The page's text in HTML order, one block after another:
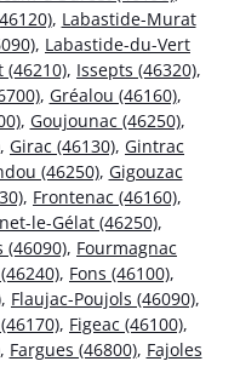
, Labastide-Murat
, Labastide-du-Vert
, Issepts (46320),
, Gréalou (46160),
, Goujounac (46250),
, Girac (46130), Gintrac
(46250), Gigouzac
, Frontenac (46160),
le-Gélat (46250),
(46090), Fourmagnac
, Fons (46100),
, Flaujac-Poujols (46090),
, Figeac (46100),
, Fargues (46800), Fajoles